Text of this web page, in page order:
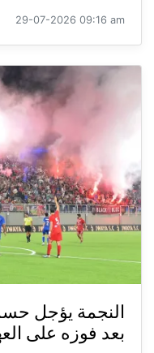
29-07-2026 09:16 am
النجمة يؤجل
بعد فوزه على